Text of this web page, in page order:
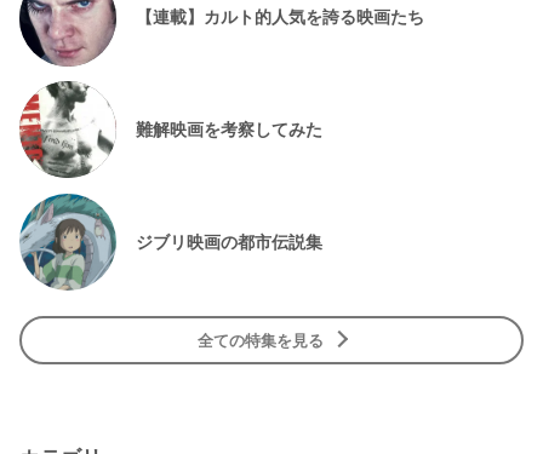
【連載】カルト的人気を誇る映画たち
難解映画を考察してみた
ジブリ映画の都市伝説集
全ての特集を見る